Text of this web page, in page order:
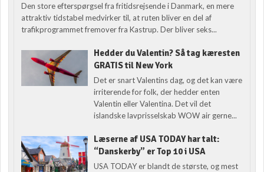
Den store efterspørgsel fra fritidsrejsende i Danmark, en mere
attraktiv tidstabel medvirker til, at ruten bliver en del af
trafikprogrammet fremover fra Kastrup. Der bliver seks...
Hedder du Valentin? Så tag kæresten
GRATIS til New York
Det er snart Valentins dag, og det kan være
irriterende for folk, der hedder enten
Valentin eller Valentina. Det vil det
islandske lavprisselskab WOW air gerne...
Læserne af USA TODAY har talt:
“Danskerby” er Top 10 i USA
USA TODAY er blandt de største, og mest